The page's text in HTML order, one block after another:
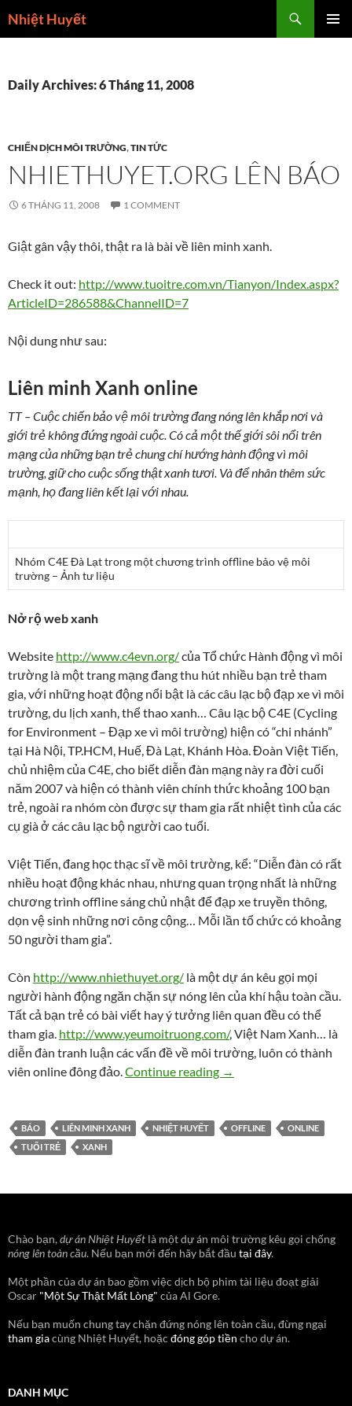
toNhiệt Huyết
Daily Archives: 6 Tháng 11, 2008
CHIẾN DỊCH MÔI TRƯỜNG,TIN TỨC
NHIETHUYET.ORG LÊN BÁO
6 THÁNG 11, 2008 1 COMMENT
Giật gân vậy thôi, thật ra là bài về liên minh xanh.
Check it out: http://www.tuoitre.com.vn/Tianyon/Index.aspx?
ArticleID=286588&ChannelID=7
Nội dung như sau:
Liên minh Xanh online
TT – Cuộc chiến bảo vệ môi trường đang nóng lên khắp nơi và
giới trẻ không đứng ngoài cuộc. Có cả một thế giới sôi nổi trên
mạng của những bạn trẻ chung chí hướng hành động vì môi
trường, giữ cho cuộc sống thật xanh tươi. Và để nhân thêm sức
mạnh, họ đang liên kết lại với nhau.
Nhóm C4E Đà Lạt trong một chương trình offline bảo vệ môi
trường – Ảnh tư liệu
Nở rộ web xanh
Website http://www.c4evn.org/của Tổ chức Hành động vì môi
trường là một trang mạng đang thu hút nhiều bạn trẻ tham
gia, với những hoạt động nổi bật là các câu lạc bộ đạp xe vì môi
trường, du lịch xanh, thể thao xanh… Câu lạc bộ C4E (Cycling
for Environment – Đạp xe vì môi trường) hiện có “chi nhánh”
tại Hà Nội, TP.HCM, Huế, Đà Lạt, Khánh Hòa. Đoàn Việt Tiến,
chủ nhiệm của C4E, cho biết diễn đàn mạng này ra đời cuối
năm 2007 và hiện có thành viên chính thức khoảng 100 bạn
trẻ, ngoài ra nhóm còn được sự tham gia rất nhiệt tình của các
cụ già ở các câu lạc bộ người cao tuổi.
Việt Tiến, đang học thạc sĩ về môi trường, kể: “Diễn đàn có rất
nhiều hoạt động khác nhau, nhưng quan trọng nhất là những
chương trình offline sáng chủ nhật để đạp xe truyền thông,
dọn vệ sinh những nơi công cộng… Mỗi lần tổ chức có khoảng
50 người tham gia”.
Còn http://www.nhiethuyet.org/ là một dự án kêu gọi mọi
người hành động ngăn chặn sự nóng lên của khí hậu toàn cầu.
Tất cả bạn trẻ có bài viết hay ý tưởng liên quan đều có thể
tham gia. http://www.yeumoitruong.com/, Việt Nam Xanh… là
diễn đàn tranh luận các vấn đề về môi trường, luôn có thành
viên online đông đảo.Continue reading nhiethuyet.org lên báo
→
BÁO LIÊN MINH XANH NHIỆT HUYẾT OFFLINE
ONLINE
TUỔI TRẺ
XANH
Chào bạn,dự án Nhiệt Huyết là một dự án môi trường kêu gọi chống
nóng lên toàn cầu. Nếu bạn mới đến hãy bắt đầu tại đây.
Một phần của dự án bao gồm việc dịch bộ phim tài liệu đoạt giải
Oscar "Một Sự Thật Mất Lòng" của Al Gore.
Nếu bạn muốn chung tay chặn đứng nóng lên toàn cầu, đừng ngại
tham giacùng Nhiệt Huyết, hoặc đóng góp tiền cho dự án.
DANH MỤC